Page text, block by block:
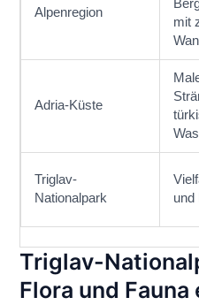
Alpenregion
mit
Adria-Küste
Triglav-
Nationalpark
und
Triglav-
Flora und Fauna